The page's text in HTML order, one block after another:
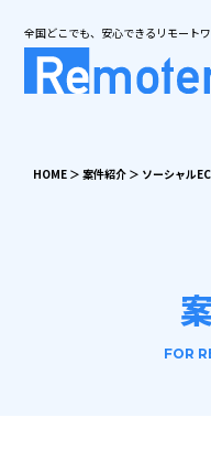
全国どこでも、安心できるリモートワ
HOME ＞ 案件紹介 ＞ ソーシャル
FOR